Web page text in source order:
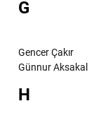
G
Gencer Çakır
Günnur Aksakal
H